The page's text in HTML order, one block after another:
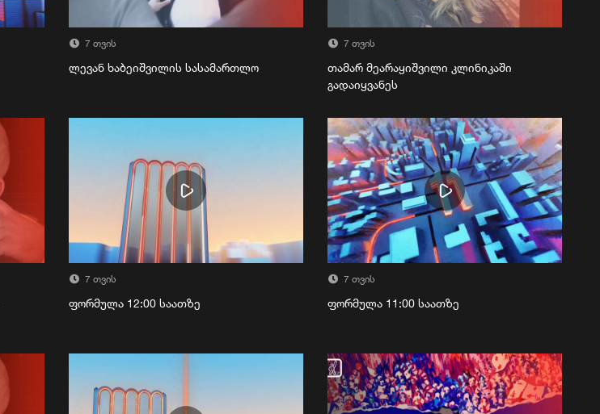
7 თვის
ლევან ხაბეიშვილის სასამართლო
7 თვის
თამარ მეარაყიშვილი კლინიკაში
გადაიყვანეს
7 თვის
ფორმულა 12:00 საათზე
7 თვის
ფორმულა 11:00 საათზე